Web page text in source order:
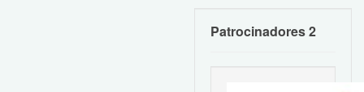
Patrocinadores 2